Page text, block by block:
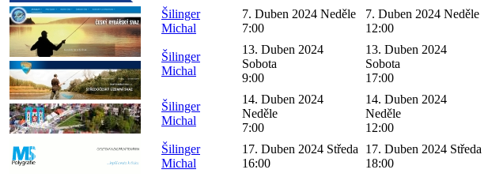
Šilinger
Michal
7. Duben 2024 Neděle
7:00
7. Duben 2024 Neděle
12:00
Šilinger
Michal
13. Duben 2024
Sobota
9:00
13. Duben 2024
Sobota
17:00
Šilinger
Michal
14. Duben 2024
Neděle
7:00
14. Duben 2024
Neděle
12:00
Šilinger
Michal
17. Duben 2024 Středa
16:00
17. Duben 2024 Středa
18:00